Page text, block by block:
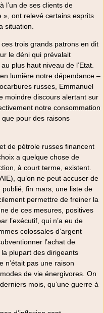
l’un de ses clients de
», ont relevé certains esprits
situation.
trois grands patrons en dit
le déni qui prévalait
plus haut niveau de l’Etat.
lumière notre dépendance –
russes, Emmanuel
moindre discours alertant sur
notre consommation
pour des raisons
de pétrole russes financent
a quelque chose de
à court terme, existent.
qu’on ne peut accuser de
fin mars, une liste de
permettre de freiner la
de ces mesures, positives
l’exécutif, qui n’a eu de
colossales d’argent
l’achat de
plupart des dirigeants
n’était pas une raison
de vie énergivores. On
mois, qu’une guerre à